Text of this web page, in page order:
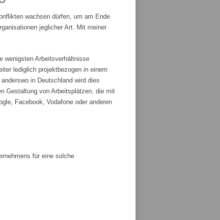
wachsen dürfen, um am Ende
jeglicher Art. Mit meiner
wenigsten Arbeitsverhältnisse
lediglich projektbezogen in einem
in Deutschland wird dies
Gestaltung von Arbeitsplätzen, die mit
Facebook, Vodafone oder anderen
für eine solche